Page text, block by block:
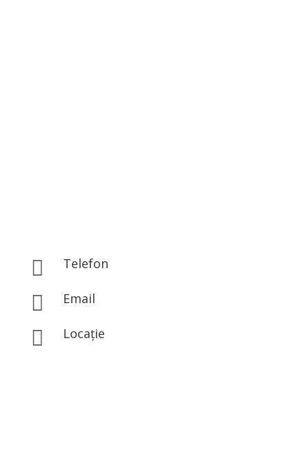
 Telefon
 Email
 Locație